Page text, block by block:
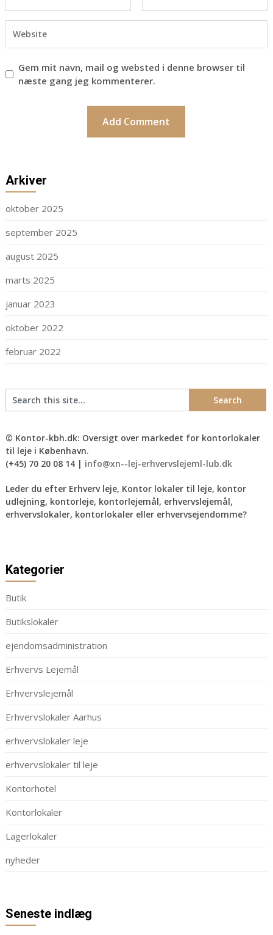
Gem mit navn, mail og websted i denne browser til
næste gang jeg kommenterer.
Arkiver
oktober 2025
september 2025
august 2025
marts 2025
januar 2023
oktober 2022
februar 2022
© Kontor-kbh.dk: Oversigt over markedet for kontorlokaler
til leje i København.
(+45) 70 20 08 14 | info@xn--lej-erhvervslejeml-lub.dk
Leder du efter Erhverv leje, Kontor lokaler til leje, kontor
udlejning, kontorleje, kontorlejemål, erhvervslejemål,
erhvervslokaler, kontorlokaler eller erhvervsejendomme?
Kategorier
Butik
Butikslokaler
ejendomsadministration
Erhvervs Lejemål
Erhvervslejemål
Erhvervslokaler Aarhus
erhvervslokaler leje
erhvervslokaler til leje
Kontorhotel
Kontorlokaler
Lagerlokaler
nyheder
Seneste indlæg